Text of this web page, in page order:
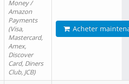
Money /
Amazon
Payments
(Visa,
Mastercard,
Amex,
Discover
Card, Diners
Club, JCB)
Acheter